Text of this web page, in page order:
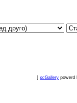
[ xcGallery